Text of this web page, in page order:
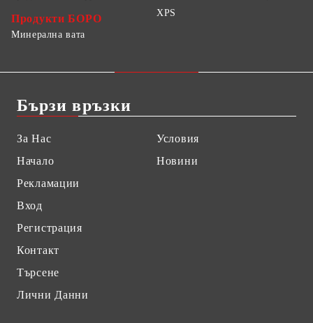
Продукти БОРО
XPS
Минерална вата
Бързи връзки
За Нас
Начало
Рекламации
Вход
Регистрация
Контакт
Търсене
Лични Данни
Условия
Новини